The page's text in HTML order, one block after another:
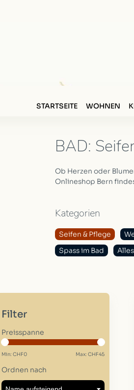
STARTSEITE WOHNEN
BAD:
Ob Herzen oder
Onlineshop Bern
Kategorien
Seifen & Pflege
Spass im Bad
Filter
Preisspanne
Min: CHF0 Max: CHF45
Ordnen nach